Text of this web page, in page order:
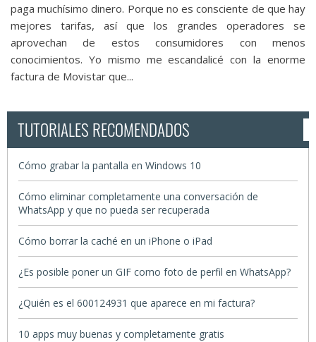
paga muchísimo dinero. Porque no es consciente de que hay
mejores tarifas, así que los grandes operadores se
aprovechan de estos consumidores con menos
conocimientos. Yo mismo me escandalicé con la enorme
factura de Movistar que...
TUTORIALES RECOMENDADOS
Cómo grabar la pantalla en Windows 10
Cómo eliminar completamente una conversación de
WhatsApp y que no pueda ser recuperada
Cómo borrar la caché en un iPhone o iPad
¿Es posible poner un GIF como foto de perfil en WhatsApp?
¿Quién es el 600124931 que aparece en mi factura?
10 apps muy buenas y completamente gratis